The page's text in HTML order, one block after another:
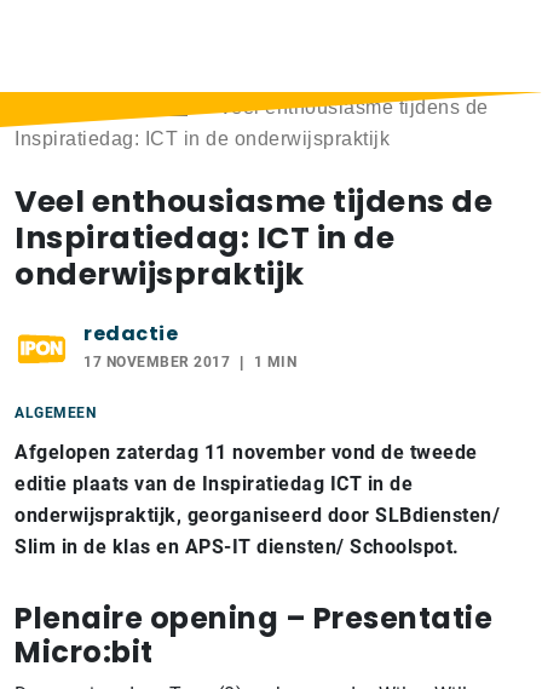
Veel enthousiasme tijdens de
Inspiratiedag: ICT in de onderwijspraktijk
Veel enthousiasme tijdens de
Inspiratiedag: ICT in de
onderwijspraktijk
redactie
17 NOVEMBER 2017 1 MIN
ALGEMEEN
Afgelopen zaterdag 11 november vond de tweede
editie plaats van de Inspiratiedag ICT in de
onderwijspraktijk, georganiseerd door SLBdiensten/
Slim in de klas en APS-IT diensten/ Schoolspot.
Plenaire opening – Presentatie
Micro:bit